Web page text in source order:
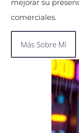
mejorar su
comerciales.
Más Sobre Mí